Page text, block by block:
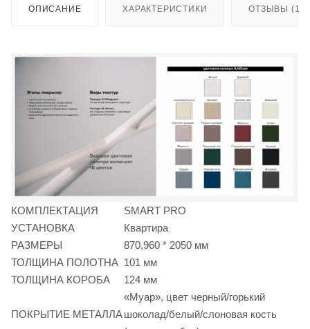
ОПИСАНИЕ ХАРАКТЕРИСТИКИ ОТЗЫВЫ
КОМПЛЕКТАЦИЯ
SMART PRO
УСТАНОВКА
Квартира
РАЗМЕРЫ
870,960 * 2050 мм
ТОЛЩИНА ПОЛОТНА 101 мм
ТОЛЩИНА КОРОБА
124 мм
ПОКРЫТИЕ МЕТАЛЛА
«Муар», цвет черный/горький
шоколад/белый/слоновая кость